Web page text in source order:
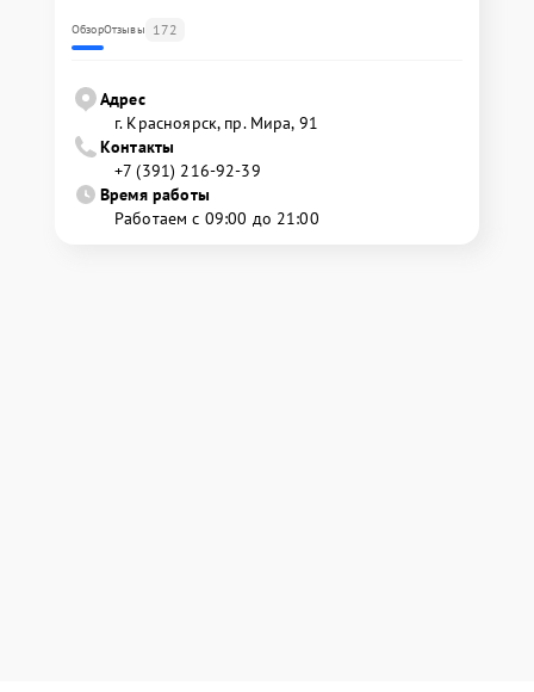
ОбзорОтзывы 172
Адрес
г. Красноярск, ​пр. Мира, 91
Контакты
+7 (391) 216-92-39
Время работы
Работаем с 09:00 до 21:00